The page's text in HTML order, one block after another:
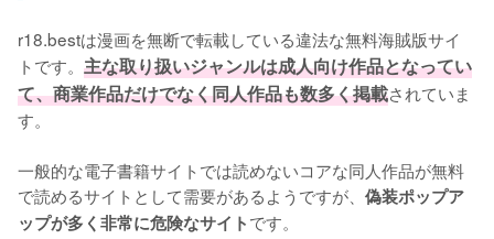
r18.bestは漫画を無断で転載している違法な無料海賊版サイ
トです。 主な取り扱いジャンルは成人向け作品となってい
て、商業作品だけでなく同人作品も数多く掲載されていま
す。
一般的な電子書籍サイトでは読めないコアな同人作品が無料
で読めるサイトとして需要があるようですが、 偽装ポップア
ップが多く非常に危険なサイトです。